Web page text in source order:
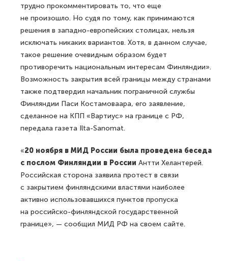
трудно прокомментировать то, что еще
не произошло. Но судя по тому, как принимаются
решения в западно-европейских столицах, нельзя
исключать никаких вариантов. Хотя, в данном случае,
такое решение очевидным образом будет
противоречить национальным интересам Финляндии».
Возможность закрытия всей границы между странами
также подтвердил начальник пограничной службы
Финляндии Паси Костамоваара, его заявление,
сделанное на КПП «Вартиус» на границе с РФ,
передала газета Ilta-Sanomat.
«20 ноября в МИД России была проведена беседа
с послом Финляндии в России Антти Хелантерей.
Российская сторона заявила протест в связи
с закрытием финляндскими властями наиболее
активно использовавшихся пунктов пропуска
на российско-финляндской государственной
границе», — сообщил МИД РФ на своем сайте.